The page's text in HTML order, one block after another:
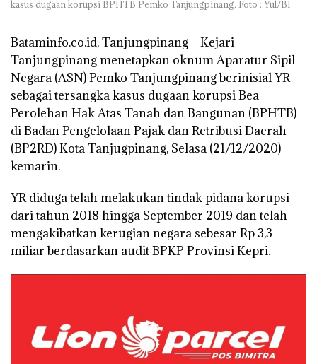
kasus dugaan korupsi BPHTB Pemko Tanjungpinang. Foto : Yul/BI
Bataminfo.co.id, Tanjungpinang – Kejari
Tanjungpinang menetapkan oknum Aparatur Sipil
Negara (ASN) Pemko Tanjungpinang berinisial YR
sebagai tersangka kasus dugaan korupsi Bea
Perolehan Hak Atas Tanah dan Bangunan (BPHTB)
di Badan Pengelolaan Pajak dan Retribusi Daerah
(BP2RD) Kota Tanjugpinang, Selasa (21/12/2020)
kemarin.
YR diduga telah melakukan tindak pidana korupsi
dari tahun 2018 hingga September 2019 dan telah
mengakibatkan kerugian negara sebesar Rp 3,3
miliar berdasarkan audit BPKP Provinsi Kepri.